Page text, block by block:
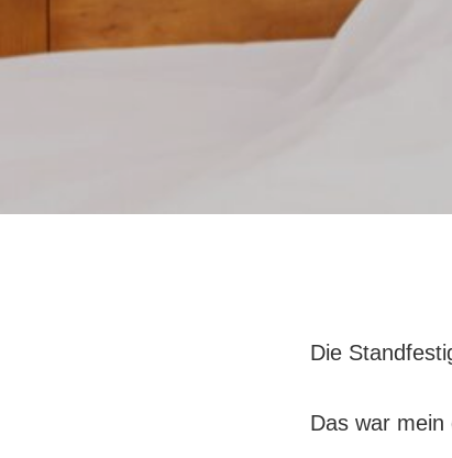
Die
Das war